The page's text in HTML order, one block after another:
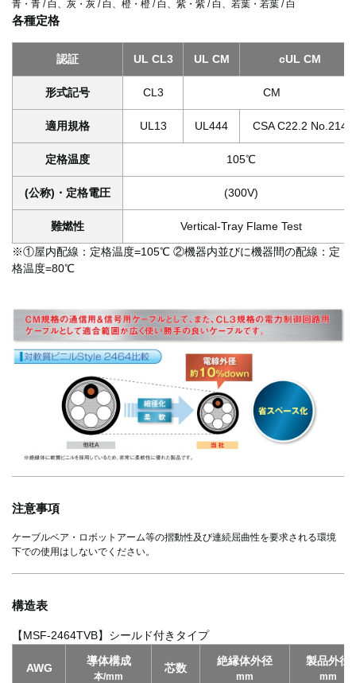
青・青 / 白、灰・灰 / 白、橙・橙 / 白、紫・紫 / 白、若葉・若葉 / 白
各種定格
認証 UL CL3 UL CM cUL CM
形式記号 CL3 CM
適用規格 UL13 UL444 CSA C22.2 No.214
定格温度 105℃
(公称)・定格電圧 (300V)
難燃性
Vertical-Tray Flame Test
※①屋内配線：定格温度=105℃ ②機器内並びに機器間の配線：定
格温度=80℃
注意事項
ケーブルベア・ロボットアーム等の摺動性及び連続屈曲性を要求される環境
下での使用はしないでください。
構造表
【MSF-2464TVB】シールド付きタイプ
AWG
導体構成
本/mm
芯数
絶縁体外径
mm
製品外径
mm